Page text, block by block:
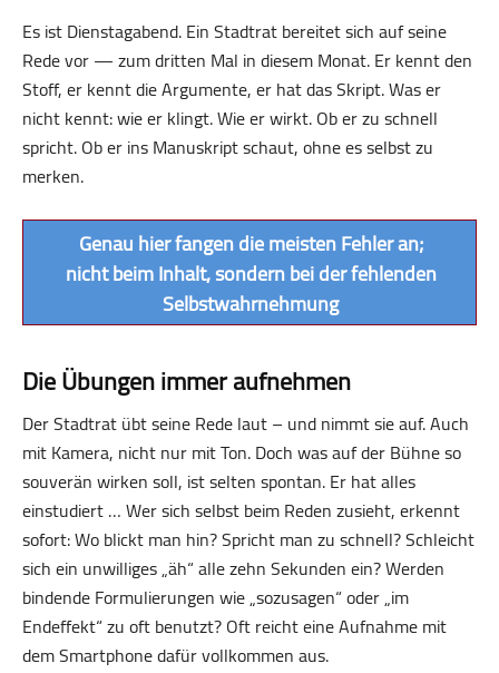
Es ist Dienstagabend. Ein Stadtrat bereitet sich auf seine
Rede vor — zum dritten Mal in diesem Monat. Er kennt den
Stoff, er kennt die Argumente, er hat das Skript. Was er
nicht kennt: wie er klingt. Wie er wirkt. Ob er zu schnell
spricht. Ob er ins Manuskript schaut, ohne es selbst zu
merken.
Genau hier fangen die meisten Fehler an;
nicht beim Inhalt, sondern bei der fehlenden
Selbstwahrnehmung
Die Übungen immer aufnehmen
Der Stadtrat übt seine Rede laut – und nimmt sie auf. Auch
mit Kamera, nicht nur mit Ton. Doch was auf der Bühne so
souverän wirken soll, ist selten spontan. Er hat alles
einstudiert … Wer sich selbst beim Reden zusieht, erkennt
sofort: Wo blickt man hin? Spricht man zu schnell? Schleicht
sich ein unwilliges „äh“ alle zehn Sekunden ein? Werden
bindende Formulierungen wie „sozusagen“ oder „im
Endeffekt“ zu oft benutzt? Oft reicht eine Aufnahme mit
dem Smartphone dafür vollkommen aus.